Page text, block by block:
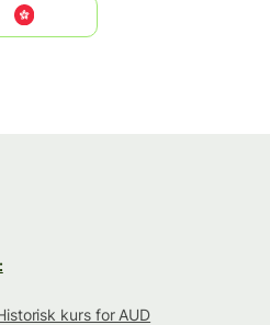
kurs for AUD